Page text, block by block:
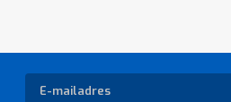
Abonneer